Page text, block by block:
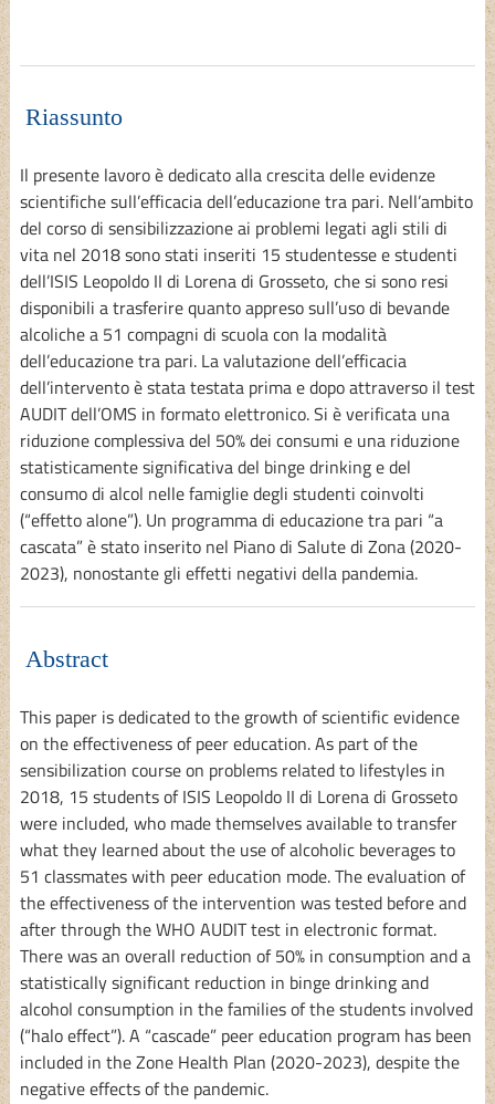
Riassunto
Il presente lavoro è dedicato alla crescita delle evidenze
scientifiche sull’efficacia dell’educazione tra pari. Nell’ambito
del corso di sensibilizzazione ai problemi legati agli stili di
vita nel 2018 sono stati inseriti 15 studentesse e studenti
dell’ISIS Leopoldo II di Lorena di Grosseto, che si sono resi
disponibili a trasferire quanto appreso sull’uso di bevande
alcoliche a 51 compagni di scuola con la modalità
dell’educazione tra pari. La valutazione dell’efficacia
dell’intervento è stata testata prima e dopo attraverso il test
AUDIT dell’OMS in formato elettronico. Si è verificata una
riduzione complessiva del 50% dei consumi e una riduzione
statisticamente significativa del binge drinking e del
consumo di alcol nelle famiglie degli studenti coinvolti
(“effetto alone”). Un programma di educazione tra pari “a
cascata” è stato inserito nel Piano di Salute di Zona (2020-
2023), nonostante gli effetti negativi della pandemia.
Abstract
This paper is dedicated to the growth of scientific evidence
on the effectiveness of peer education. As part of the
sensibilization course on problems related to lifestyles in
2018, 15 students of ISIS Leopoldo II di Lorena di Grosseto
were included, who made themselves available to transfer
what they learned about the use of alcoholic beverages to
51 classmates with peer education mode. The evaluation of
the effectiveness of the intervention was tested before and
after through the WHO AUDIT test in electronic format.
There was an overall reduction of 50% in consumption and a
statistically significant reduction in binge drinking and
alcohol consumption in the families of the students involved
(“halo effect”). A “cascade” peer education program has been
included in the Zone Health Plan (2020-2023), despite the
negative effects of the pandemic.